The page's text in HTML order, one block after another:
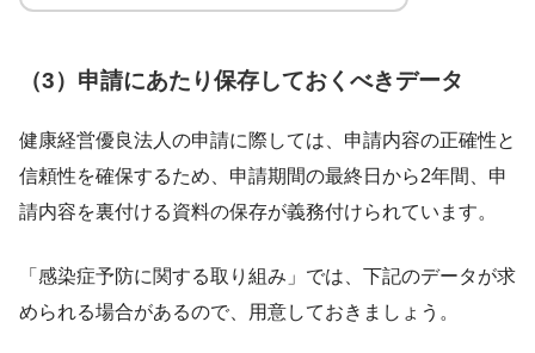
（3） 申請にあたり保存しておくべきデータ
健康経営優良法人の申請に際しては、申請内容の正確性と
信頼性を確保するため、申請期間の最終日から2年間、申
請内容を裏付ける資料の保存が義務付けられています。
「感染症予防に関する取り組み」では、下記のデータが求
められる場合があるので、用意しておきましょう。